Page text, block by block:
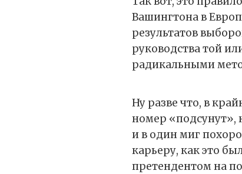
Вашингтона в
результатов
руководства той
радикальными
Ну разве что, в
номер «подсунут»,
и в один миг
карьеру, как это
претендентом на